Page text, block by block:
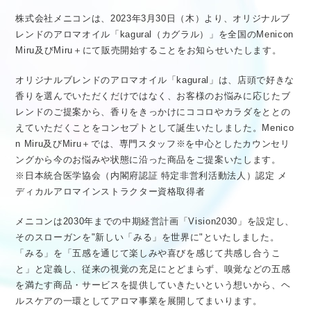
株式会社メニコンは、2023年3月30日（木）より、オリジナルブ
レンドのアロマオイル「kagural（カグラル）」を全国のMenicon
Miru及びMiru＋にて販売開始することをお知らせいたします。
オリジナルブレンドのアロマオイル「kagural」は、店頭で好きな
香りを選んでいただくだけではなく、お客様のお悩みに応じたブ
レンドのご提案から、香りをきっかけにココロやカラダをととの
えていただくことをコンセプトとして誕生いたしました。Menico
n Miru及びMiru＋では、専門スタッフ※を中心としたカウンセリ
ングから今のお悩みや状態に沿った商品をご提案いたします。
※日本統合医学協会（内閣府認証 特定非営利活動法人）認定 メ
ディカルアロマインストラクター資格取得者
メニコンは2030年までの中期経営計画「Vision2030」を設定し、
そのスローガンを"新しい「みる」を世界に"といたしました。
「みる」を「五感を通じて楽しみや喜びを感じて共感し合うこ
と」と定義し、従来の視覚の充足にとどまらず、嗅覚などの五感
を満たす商品・サービスを提供していきたいという想いから、ヘ
ルスケアの一環としてアロマ事業を展開してまいります。